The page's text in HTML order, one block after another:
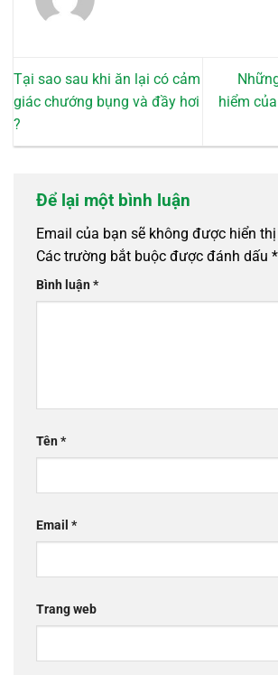
Tại sao sau khi ăn lại có cảm
giác chướng bụng và đầy hơi
?
hiểm
Để lại một bình luận
Email của bạn sẽ không được hiển
Các trường bắt buộc được đánh dấu *
Bình luận*
Tên*
Email *
Trang web